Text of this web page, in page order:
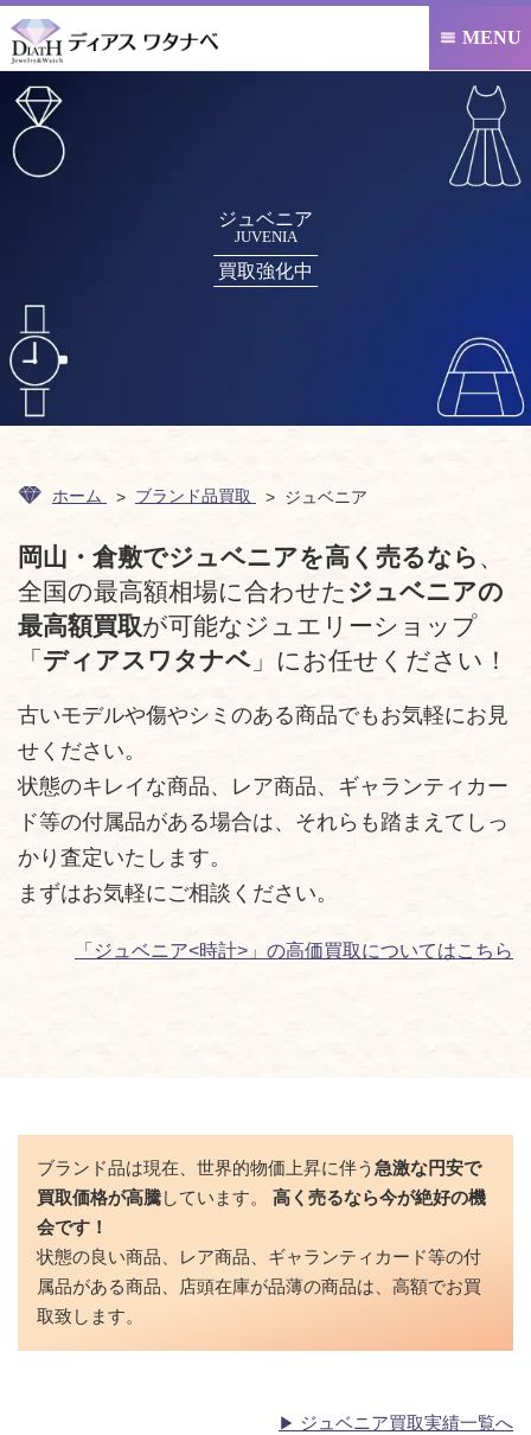
 MENU
ジュベニア
JUVENIA
買取強化中
ホーム ブランド品買取 ジュベニア
岡山・倉敷でジュベニアを高く売るなら 、
全国の最高額相場に合わせた ジュベニアの
最高額買取が可能なジュエリーショップ
「 ディアスワタナベ 」にお任せください！
古いモデルや傷やシミのある商品でもお気軽にお見
せください。
状態のキレイな商品、レア商品、ギャランティカー
ド等の付属品がある場合は、それらも踏まえてしっ
かり査定いたします。
まずはお気軽にご相談ください。
「ジュベニア<時計>」の高価買取についてはこちら
ブランド品は現在、世界的物価上昇に伴う 急激な円安で
買取価格が高騰しています。 高く売るなら今が絶好の機
会です！
状態の良い商品、レア商品、ギャランティカード等の付
属品がある商品、店頭在庫が品薄の商品は、高額でお買
取致します。
ジュベニア買取実績一覧へ